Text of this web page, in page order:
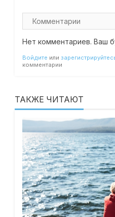
Нет комментариев. Ваш
Войдите или
комментарии
ТАКЖЕ ЧИТАЮТ